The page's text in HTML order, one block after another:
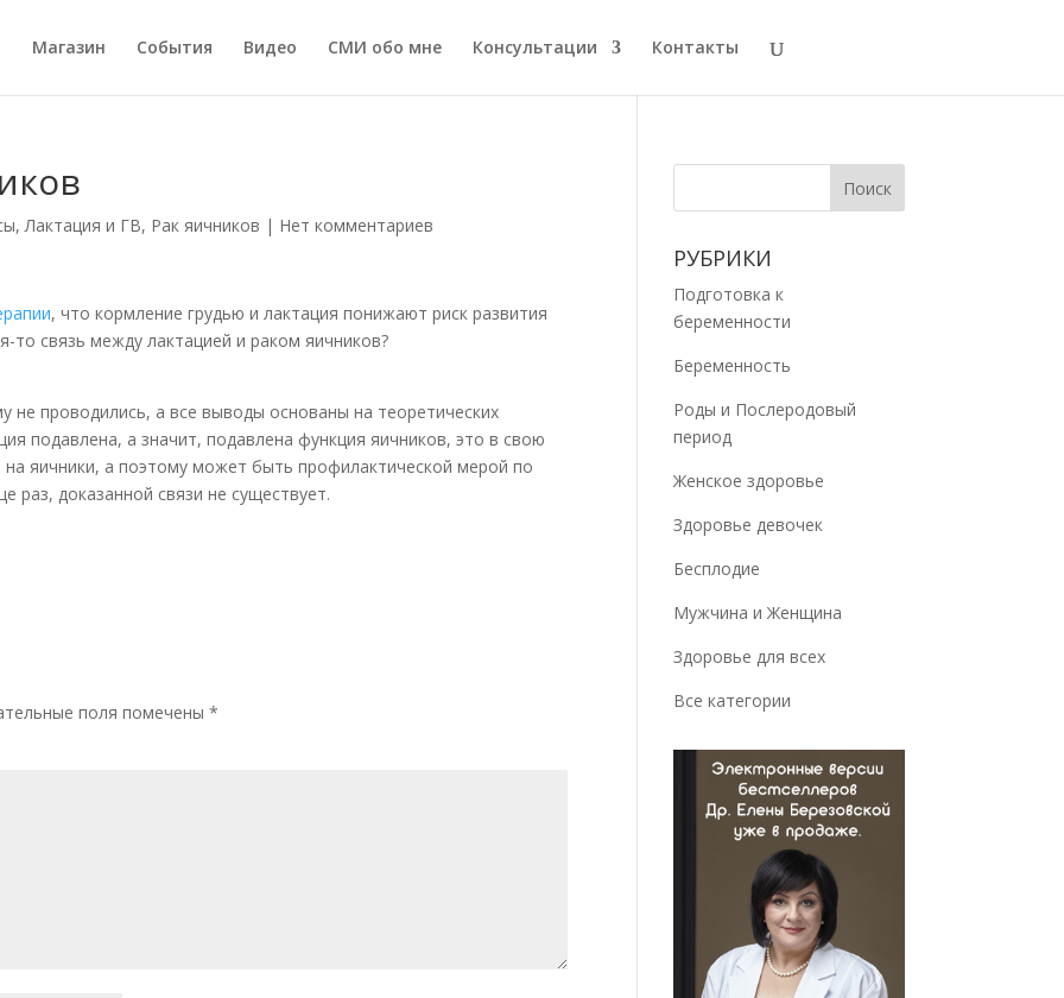
Магазин События Видео СМИ обо мне Консультации Контакты
,Лактация и ГВ, Рак яичников | Нет комментариев
, что кормление грудью и лактация понижают риск развития
то связь между лактацией и раком яичников?
не проводились, а все выводы основаны на теоретических
подавлена, а значит, подавлена функция яичников, это в свою
яичники, а поэтому может быть профилактической мерой по
раз, доказанной связи не существует.
поля помечены*
РУБРИКИ
Подготовка к
беременности
Беременность
Роды и Послеродовый
период
Женское здоровье
Здоровье девочек
Бесплодие
Мужчина и Женщина
Здоровье для всех
Все категории